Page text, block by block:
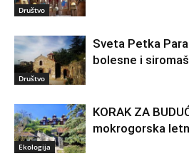
Društvo
Društvo
Sveta Petka
bolesne i
Ekologija
KORAK ZA
mokrogorska